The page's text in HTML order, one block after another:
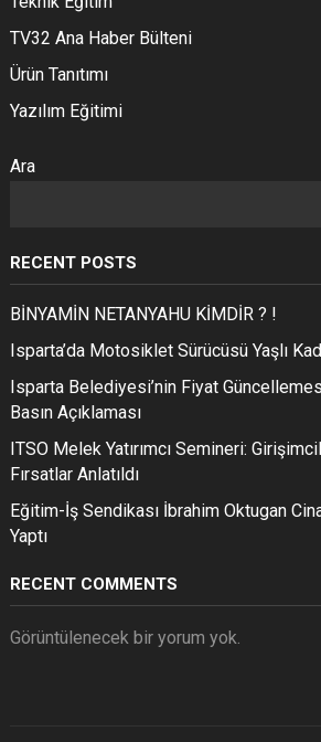
TV32 Ana Haber Bülteni
Ürün Tanıtımı
Yazılım Eğitimi
Ara
RECENT POSTS
BİNYAMİN NETANYAHU KİMDİR ? !
Isparta’da Motosiklet Sürücüsü Yaşlı
Isparta Belediyesi’nin Fiyat
Basın Açıklaması
ITSO Melek Yatırımcı Semineri:
Fırsatlar Anlatıldı
Eğitim-İş Sendikası İbrahim Oktugan
Yaptı
RECENT COMMENTS
Görüntülenecek bir yorum yok.